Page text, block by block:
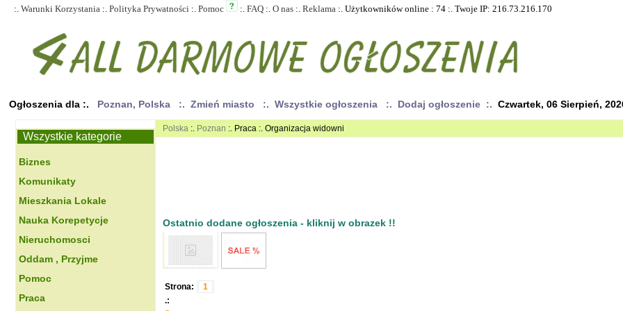
:. Warunki Korzystania :. Polityka Prywatności :. Pomoc :. FAQ :. O nas :. Reklama :. Użytkowników online : 74 :. Twoje IP: 216.73.216.170
Ogłoszenia dla :. Poznan, Polska :. Zmień miasto :. Wszystkie ogłoszenia :. Dodaj ogłoszenie :. Czwartek, 06 Sierpień,
Wszystkie kategorie
Biznes
Komunikaty
Mieszkania Lokale
Nauka Korepetycje
Nieruchomosci
Oddam , Przyjme
Pomoc
Praca
Polska :. Poznan :. Praca :. Organizacja widowni
Ostatnio dodane ogłoszenia - kliknij w obrazek !!
Strona:
1
.: